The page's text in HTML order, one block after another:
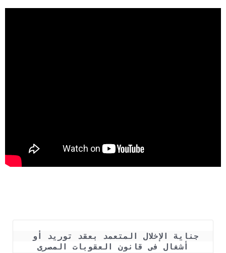
أشغال فى قانون العقوبات المصرى